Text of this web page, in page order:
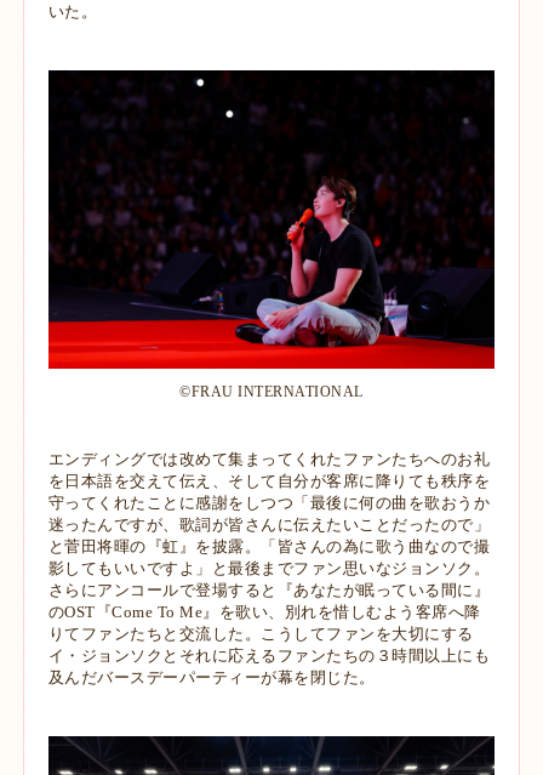
いた。
©︎FRAU INTERNATIONAL
エンディングでは改めて集まってくれたファンたちへのお礼
を日本語を交えて伝え、そして自分が客席に降りても秩序を
守ってくれたことに感謝をしつつ「最後に何の曲を歌おうか
迷ったんですが、歌詞が皆さんに伝えたいことだったので」
と菅田将暉の『虹』を披露。「皆さんの為に歌う曲なので撮
影してもいいですよ」と最後までファン思いなジョンソク。
さらにアンコールで登場すると『あなたが眠っている間に』
のOST『Come To Me』を歌い、別れを惜しむよう客席へ降
りてファンたちと交流した。こうしてファンを大切にする
イ・ジョンソクとそれに応えるファンたちの３時間以上にも
及んだバースデーパーティーが幕を閉じた。